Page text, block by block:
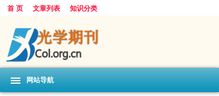
首 页 文章列表 知识分类
网站导航